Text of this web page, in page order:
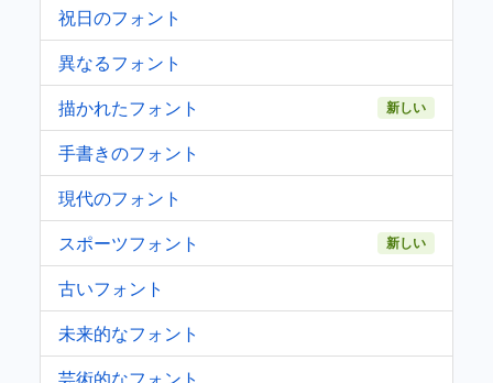
祝日のフォント
異なるフォント
描かれたフォント
新しい
手書きのフォント
現代のフォント
スポーツフォント
新しい
古いフォント
未来的なフォント